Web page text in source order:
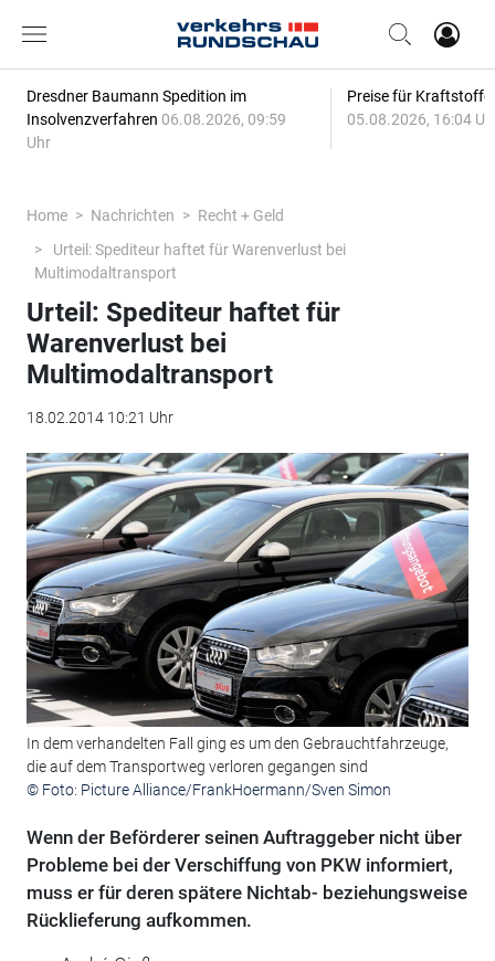
Dresdner Baumann Spedition im
Insolvenzverfahren 06.08.2026, 09:59
Uhr
Preise für
05.08.2026, 16:04
Home Nachrichten
Recht + Geld
Urteil: Spediteur haftet für Warenverlust bei
Multimodaltransport
Urteil: Spediteur haftet für
Warenverlust bei
Multimodaltransport
18.02.2014 10:21 Uhr
In dem verhandelten Fall ging es um den Gebrauchtfahrzeuge,
die auf dem Transportweg verloren gegangen sind
© Foto: Picture Alliance/FrankHoermann/Sven Simon
Wenn der Beförderer seinen Auftraggeber nicht über
Probleme bei der Verschiffung von PKW informiert,
muss er für deren spätere Nichtab- beziehungsweise
Rücklieferung aufkommen.